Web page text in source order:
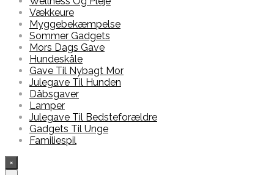
Vækkeure
Myggebekæmpelse
Sommer Gadgets
Mors Dags Gave
Hundeskåle
Gave Til Nybagt Mor
Julegave Til Hunden
Dåbsgaver
Lamper
Julegave Til Bedsteforældre
Gadgets Til Unge
Familiespil
×